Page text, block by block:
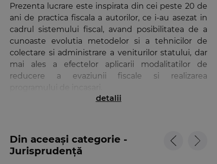
Prezenta lucrare este inspirata din cei peste 20 de
ani de practica fiscala a autorilor, ce i-au asezat in
cadrul sistemului fiscal, avand posibilitatea de a
cunoaste evolutia metodelor si a tehnicilor de
colectare si administrare a veniturilor statului, dar
mai ales a efectelor aplicarii modalitatilor de
reducere a evaziunii fiscale si realizarea
Scopul acestui demers editorial este identificarea,
special a fraudei fiscale de tip carusel, pentru
realizarea eficienta a activitatii de identificare si
detalii
Din aceeași categorie -
Jurisprudență